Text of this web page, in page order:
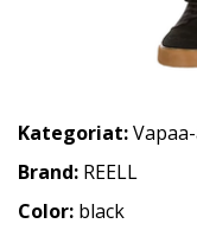
Kategoriat:
Brand: REELL
Color: black